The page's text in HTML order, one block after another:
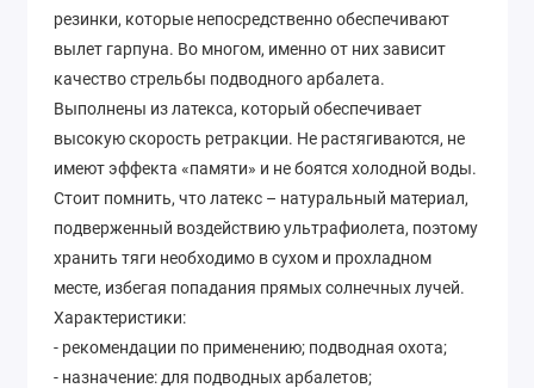
резинки, которые непосредственно обеспечивают
вылет гарпуна. Во многом, именно от них зависит
качество стрельбы подводного арбалета.
Выполнены из латекса, который обеспечивает
высокую скорость ретракции. Не растягиваются, не
имеют эффекта «памяти» и не боятся холодной воды.
Стоит помнить, что латекс – натуральный материал,
подверженный воздействию ультрафиолета, поэтому
хранить тяги необходимо в сухом и прохладном
месте, избегая попадания прямых солнечных лучей.
Характеристики:
- рекомендации по применению; подводная охота;
- назначение: для подводных арбалетов;